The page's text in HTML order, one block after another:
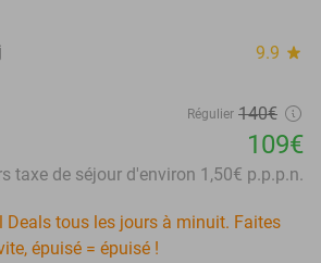
9.9 star
Régulier 140€
109€
taxe de séjour d'environ 1,50€ p.p.p.n.
Deals tous les jours à minuit. Faites
épuisé = épuisé !